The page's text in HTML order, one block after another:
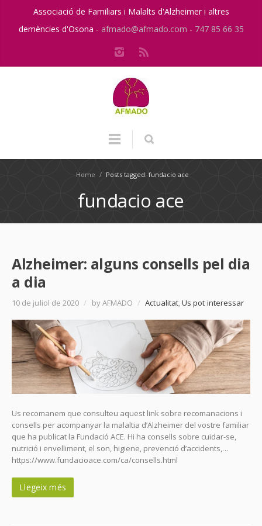
Associació de Familiars i Malalts d'Alzheimer i altres
demències d'Osona - afmado@afmado.com - 747 85 66 35
Home / Posts tagged: fundacio ace
fundacio ace
Alzheimer: alguns consells pel dia
a dia
10 de juliol de 2020 / by AFMADO / Actualitat,Us pot interessar
Us recomanem que consulteu aquest link sobre recomanacions i
consells per acompanyar la malaltia d’Alzheimer del vostre familiar
que ha publicat la Fundació ACE. Hi ha consells sobre cuidar-se,
nutrició i envelliment, el son, higiene, prevenció d’accidents,…
https://www.fundacioace.com/ca/consells.html
Llegeix més